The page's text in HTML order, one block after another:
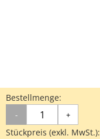
Bestellmenge:
- +
Stückpreis (exkl. MwSt.):